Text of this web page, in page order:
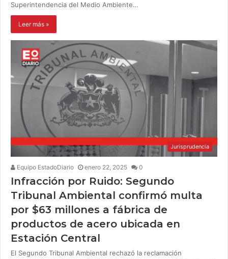
Superintendencia del Medio Ambiente…
Leer más »
Jurisprudencia
Equipo EstadoDiario enero 22, 2025 0
Infracción por Ruido: Segundo
Tribunal Ambiental confirmó multa
por $63 millones a fábrica de
productos de acero ubicada en
Estación Central
El Segundo Tribunal Ambiental rechazó la reclamación